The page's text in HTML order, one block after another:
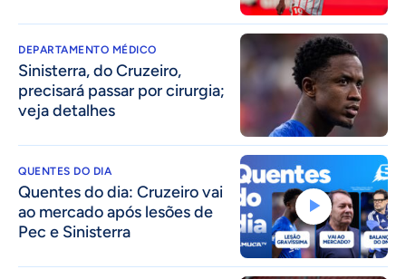
DEPARTAMENTO MÉDICO
Sinisterra, do Cruzeiro,
precisará passar por cirurgia;
veja detalhes
QUENTES DO DIA
Quentes do dia: Cruzeiro vai
ao mercado após lesões de
Pec e Sinisterra